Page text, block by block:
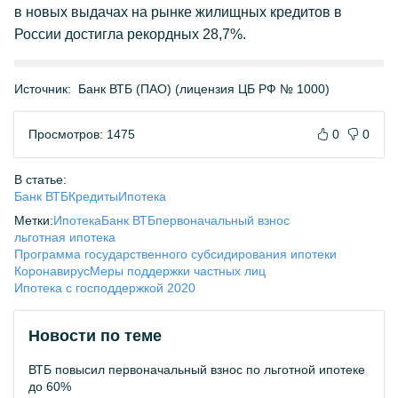
в новых выдачах на рынке жилищных кредитов в
России достигла рекордных 28,7%.
Источник: Банк ВТБ (ПАО) (лицензия ЦБ РФ № 1000)
Просмотров: 1475 0 0
В статье:
Банк ВТБКредитыИпотека
Метки:ИпотекаБанк ВТБпервоначальный взнос
льготная ипотека
Программа государственного субсидирования ипотеки
КоронавирусМеры поддержки частных лиц
Ипотека с господдержкой 2020
Новости по теме
ВТБ повысил первоначальный взнос по льготной ипотеке
до 60%